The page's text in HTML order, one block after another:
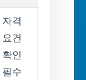
자격
요건
확인
필수